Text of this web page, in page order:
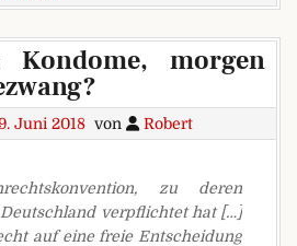
Kondome, morgen
Juni 2018 von Robert
zu deren
verpflichtet hat […]
auf eine freie Entscheidung